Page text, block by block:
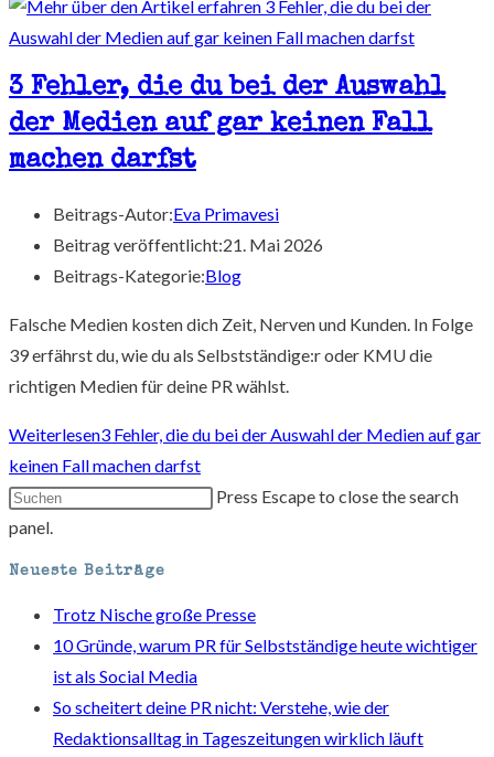
3 Fehler, die du bei der Auswahl
der Medien auf gar keinen Fall
machen darfst
Beitrags-Autor:Eva Primavesi
Beitrag veröffentlicht:21. Mai 2026
Beitrags-Kategorie:Blog
Falsche Medien kosten dich Zeit, Nerven und Kunden. In Folge
39 erfährst du, wie du als Selbstständige:r oder KMU die
richtigen Medien für deine PR wählst.
Weiterlesen3 Fehler, die du bei der Auswahl der Medien auf gar
keinen Fall machen darfst
Press Escape to close the search
panel.
Neueste Beiträge
Trotz Nische große Presse
10 Gründe, warum PR für Selbstständige heute wichtiger
ist als Social Media
So scheitert deine PR nicht: Verstehe, wie der
Redaktionsalltag in Tageszeitungen wirklich läuft